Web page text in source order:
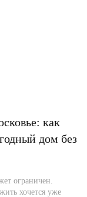
как
дом без
ограничен.
хочется уже